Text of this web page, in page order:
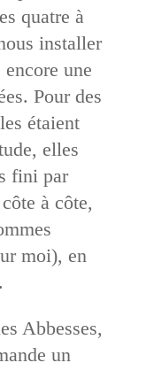
quatre à
installer
une
Pour des
étaient
elles
fini par
à côte,
moi), en
Abbesses,
un